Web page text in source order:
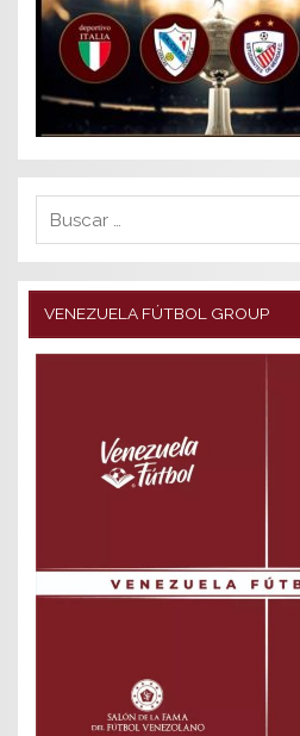
VENEZUELA FÚTBOL GROUP